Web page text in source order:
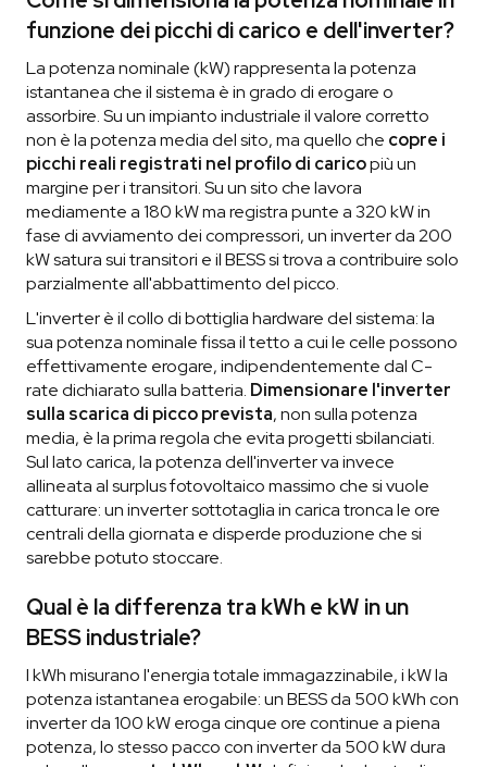
funzione dei picchi di carico e dell'inverter?
La potenza nominale (kW) rappresenta la potenza
istantanea che il sistema è in grado di erogare o
assorbire. Su un impianto industriale il valore corretto
non è la potenza media del sito, ma quello che copre i
picchi reali registrati nel profilo di caricopiù un
margine per i transitori. Su un sito che lavora
mediamente a 180 kW ma registra punte a 320 kW in
fase di avviamento dei compressori, un inverter da 200
kW satura sui transitori e il BESS si trova a contribuire solo
parzialmente all'abbattimento del picco.
L'inverter è il collo di bottiglia hardware del sistema: la
sua potenza nominale fissa il tetto a cui le celle possono
effettivamente erogare, indipendentemente dal C-
rate dichiarato sulla batteria. Dimensionare l'inverter
sulla scarica di picco prevista, non sulla potenza
media, è la prima regola che evita progetti sbilanciati.
Sul lato carica, la potenza dell'inverter va invece
allineata al surplus fotovoltaico massimo che si vuole
catturare: un inverter sottotaglia in carica tronca le ore
centrali della giornata e disperde produzione che si
sarebbe potuto stoccare.
Qual è la differenza tra kWh e kW in un
BESS industriale?
I kWh misurano l'energia totale immagazzinabile, i kW la
potenza istantanea erogabile: un BESS da 500 kWh con
inverter da 100 kW eroga cinque ore continue a piena
potenza, lo stesso pacco con inverter da 500 kW dura